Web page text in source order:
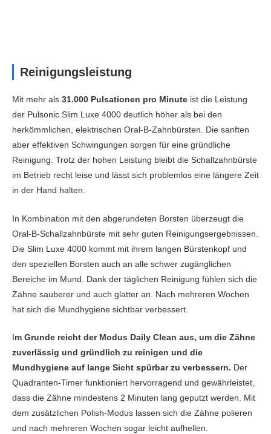
Reinigungsleistung
Mit mehr als 31.000 Pulsationen pro Minute ist die Leistung
der Pulsonic Slim Luxe 4000 deutlich höher als bei den
herkömmlichen, elektrischen Oral-B-Zahnbürsten. Die sanften
aber effektiven Schwingungen sorgen für eine gründliche
Reinigung. Trotz der hohen Leistung bleibt die Schallzahnbürste
im Betrieb recht leise und lässt sich problemlos eine längere Zeit
in der Hand halten.
In Kombination mit den abgerundeten Borsten überzeugt die
Oral-B-Schallzahnbürste mit sehr guten Reinigungsergebnissen.
Die Slim Luxe 4000 kommt mit ihrem langen Bürstenkopf und
den speziellen Borsten auch an alle schwer zugänglichen
Bereiche im Mund. Dank der täglichen Reinigung fühlen sich die
Zähne sauberer und auch glatter an. Nach mehreren Wochen
hat sich die Mundhygiene sichtbar verbessert.
Im Grunde reicht der Modus Daily Clean aus, um die Zähne
zuverlässig und gründlich zu reinigen und die
Mundhygiene auf lange Sicht spürbar zu verbessern. Der
Quadranten-Timer funktioniert hervorragend und gewährleistet,
dass die Zähne mindestens 2 Minuten lang geputzt werden. Mit
dem zusätzlichen Polish-Modus lassen sich die Zähne polieren
und nach mehreren Wochen sogar leicht aufhellen.